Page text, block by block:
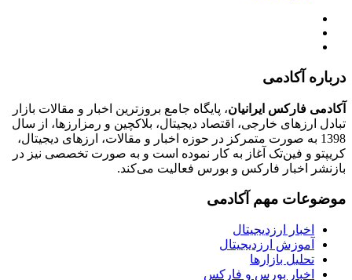
درباره آکادمی
آکادمی فارکس ایرانیان، پایگاه جامع بروزترین اخبار و مقالات بازار
تبادل ارزهای خارجی، اقتصاد دیجیتال، بلاکچین و رمزارزها، از سال
1398 به صورت متمرکز در حوزه اخبار و مقالات، ارزهای‌ دیجیتال،
کریپتو و فین‌تک آغاز به کار نموده است و به صورت تخصصی نیز در
بازنشر اخبار فارکس و بورس فعالیت می‌کند.
موضوعات مهم آکادمی
اخبار ارزدیجیتال
آموزش ارزدیجیتال
تحلیل بازارها
اخبار بورس و فارکس